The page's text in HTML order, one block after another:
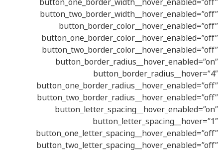
button_two_border_width__hover_enabled=”off”
button_border_color__hover_enabled=”off”
button_one_border_color__hover_enabled=”off”
button_two_border_color__hover_enabled=”off”
button_border_radius__hover_enabled=”on”
button_border_radius__hover=”4″
button_one_border_radius__hover_enabled=”off”
button_two_border_radius__hover_enabled=”off”
button_letter_spacing__hover_enabled=”on”
button_letter_spacing__hover=”1″
button_one_letter_spacing__hover_enabled=”off”
button_two_letter_spacing__hover_enabled=”off”